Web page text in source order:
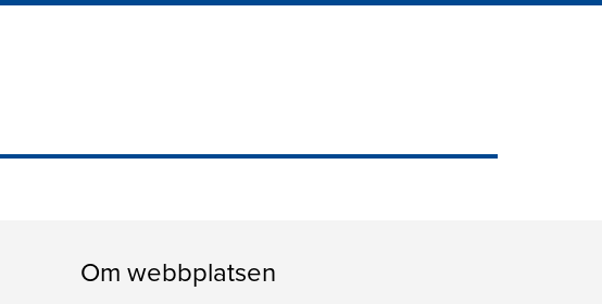
Om webbplatsen